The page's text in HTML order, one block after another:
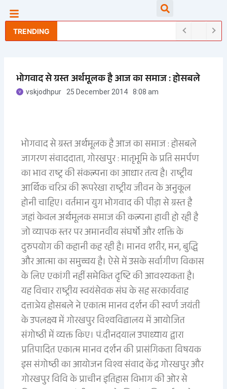
contentTRENDING
भोगवाद से ग्रस्त अर्थमूलक है आज का समाज : होसबले
vskjodhpur 25 December 2014 8:08 am
भोगवाद से ग्रस्त अर्थमूलक है आज का समाज : होसबले
जागरण संवाददाता, गोरखपुर : मातृभूमि के प्रति समर्पण
का भाव राष्ट्र की संकल्पना का आधार तत्व है। राष्ट्रीय
आर्थिक चरित्र की रूपरेखा राष्ट्रीय जीवन के अनुकूल
होनी चाहिए। वर्तमान युग भोगवाद की पीड़ा से ग्रस्त है
जहां केवल अर्थमूलक समाज की कल्पना हावी हो रही है
जो व्यापक स्तर पर अमानवीय संघर्षो और शक्ति के
दुरुपयोग की कहानी कह रही है। मानव शरीर, मन, बुद्धि
और आत्मा का समुच्चय है। ऐसे में उसके सर्वागीण विकास
के लिए एकांगी नहीं समेकित दृष्टि की आवश्यकता है।
यह विचार राष्ट्रीय स्वयंसेवक संघ के सह सरकार्यवाह
दत्तात्रेय होसबले ने एकात्म मानव दर्शन की स्वर्ण जयंती
के उपलक्ष्य में गोरखपुर विश्वविद्यालय में आयोजित
संगोष्ठी में व्यक्त किए। पं.दीनदयाल उपाध्याय द्वारा
प्रतिपादित एकात्म मानव दर्शन की प्रासंगिकता विषयक
इस संगोष्ठी का आयोजन विश्व संवाद केंद्र गोरखपुर और
गोरखपुर विवि के प्राचीन इतिहास विभाग की ओर से